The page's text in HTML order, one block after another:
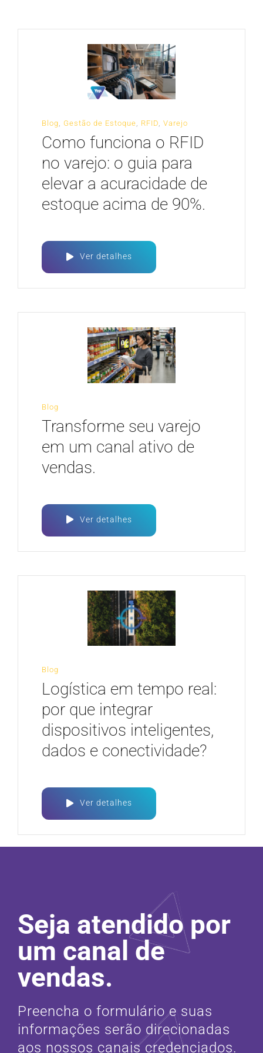
Blog, Gestão de Estoque, RFID, Varejo
Como funciona o RFID
no varejo: o guia para
elevar a acuracidade de
estoque acima de 90%.
Ver detalhes
Blog
Transforme seu varejo
em um canal ativo de
vendas.
Ver detalhes
Blog
Logística em tempo real:
por que integrar
dispositivos inteligentes,
dados e conectividade?
Ver detalhes
Seja atendido por
um canal de
vendas.
Preencha o formulário e suas
informações serão direcionadas
aos nossos canais credenciados.